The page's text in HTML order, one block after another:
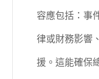
容應包括：事
律或財務影響
援。這能確保